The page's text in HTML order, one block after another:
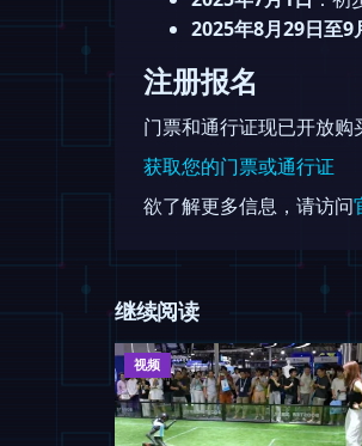
2025年8月29日至9
注册报名
门票和通行证现已开放购
获取您的门票或通行证
欲了解更多信息，请访问
继续阅读
视频